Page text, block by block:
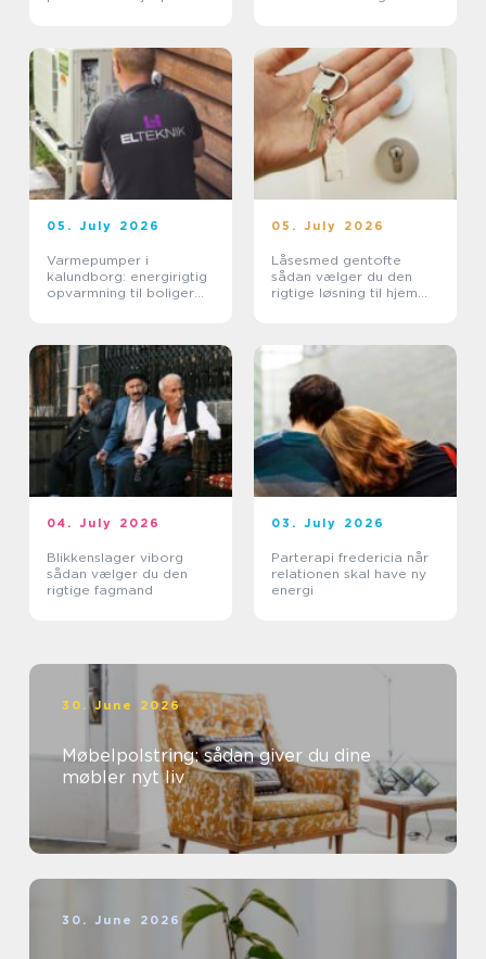
05. July 2026
Varmepumper i
kalundborg: energirigtig
opvarmning til boliger
05. July 2026
Låsesmed gentofte
sådan vælger du den
rigtige løsning til hjem
04. July 2026
Blikkenslager viborg
sådan vælger du den
rigtige fagmand
03. July 2026
Parterapi fredericia når
relationen skal have ny
energi
30. June 2026
Møbelpolstring: sådan giver du dine
møbler nyt liv
30. June 2026